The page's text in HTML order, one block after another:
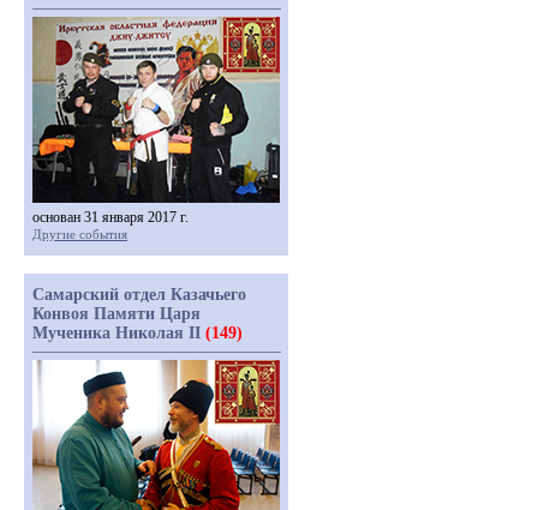
основан 31 января 2017 г.
Другие события
Самарский отдел Казачьего
Конвоя Памяти Царя
Мученика Николая II (149)